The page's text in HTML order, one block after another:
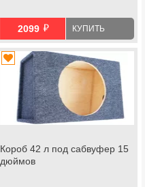
2099 й КУПИТЬ
Короб 42 л под сабвуфер 15
дюймов